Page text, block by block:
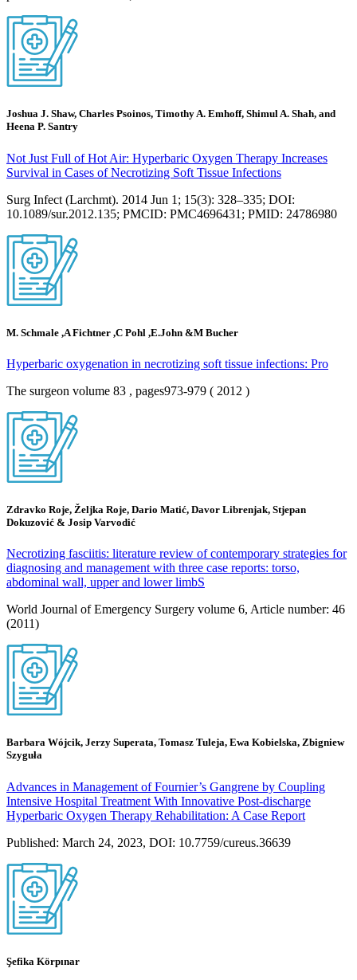
Joshua J. Shaw, Charles Psoinos, Timothy A. Emhoff, Shimul A. Shah, and
Heena P. Santry
Not Just Full of Hot Air: Hyperbaric Oxygen Therapy Increases
Survival in Cases of Necrotizing Soft Tissue Infections
Surg Infect (Larchmt). 2014 Jun 1; 15(3): 328–335; DOI:
10.1089/sur.2012.135; PMCID: PMC4696431; PMID: 24786980
M. Schmale ,A Fichtner ,C Pohl ,E.John &M Bucher
Hyperbaric oxygenation in necrotizing soft tissue infections: Pro
The surgeon volume 83 , pages973-979 ( 2012 )
Zdravko Roje, Željka Roje, Dario Matić, Davor Librenjak, Stjepan
Dokuzović & Josip Varvodić
Necrotizing fasciitis: literature review of contemporary strategies for
diagnosing and management with three case reports: torso,
abdominal wall, upper and lower limbS
World Journal of Emergency Surgery volume 6, Article number: 46
(2011)
Barbara Wójcik, Jerzy Superata, Tomasz Tuleja, Ewa Kobielska, Zbigniew
Szyguła
Advances in Management of Fournier’s Gangrene by Coupling
Intensive Hospital Treatment With Innovative Post-discharge
Hyperbaric Oxygen Therapy Rehabilitation: A Case Report
Published: March 24, 2023, DOI: 10.7759/cureus.36639
Şefika Körpınar